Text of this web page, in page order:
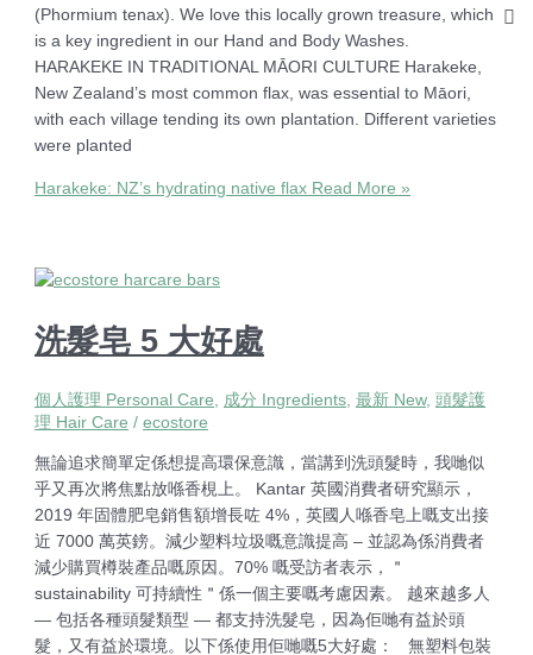
(Phormium tenax). We love this locally grown treasure, which
is a key ingredient in our Hand and Body Washes.
HARAKEKE IN TRADITIONAL MĀORI CULTURE Harakeke,
New Zealand’s most common flax, was essential to Māori,
with each village tending its own plantation. Different varieties
were planted
Harakeke: NZ’s hydrating native flax Read More »
洗髮皂 5 大好處
個人護理 Personal Care, 成分 Ingredients,最新 New,頭髮護
理 Hair Care /ecostore
無論追求簡單定係想提高環保意識，當講到洗頭髮時，我哋似
乎又再次將焦點放喺香梘上。 Kantar 英國消費者研究顯示，
2019 年固體肥皂銷售額增長咗 4%，英國人喺香皂上嘅支出接
近 7000 萬英鎊。減少塑料垃圾嘅意識提高 – 並認為係消費者
減少購買樽裝產品嘅原因。70% 嘅受訪者表示，＂
sustainability 可持續性＂係一個主要嘅考慮因素。 越來越多人
— 包括各種頭髮類型 — 都支持洗髮皂，因為佢哋有益於頭
髮，又有益於環境。以下係使用佢哋嘅5大好處： 無塑料包裝